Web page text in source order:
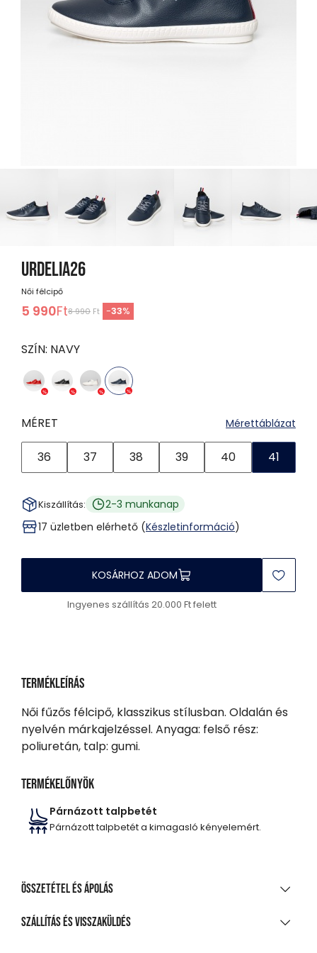
URDELIA26
Női félcipő
5 990Ft8 990 Ft -33%
SZÍN: NAVY
MÉRET Mérettáblázat
36 37 38 39 40 41
Kiszállítás:
2-3 munkanap
17 üzletben elérhető (Készletinformáció)
KOSÁRHOZ ADOM
Ingyenes szállítás 20.000 Ft felett
Termékleírás
Női fűzős félcipő, klasszikus stílusban. Oldalán és
nyelvén márkajelzéssel. Anyaga: felső rész:
poliuretán, talp: gumi.
Termékelőnyök
Párnázott talpbetét
Párnázott talpbetét a kimagasló kényelemért.
Összetétel és ápolás
ANYAGÖSSZETÉTEL
Szállítás és visszaküldés